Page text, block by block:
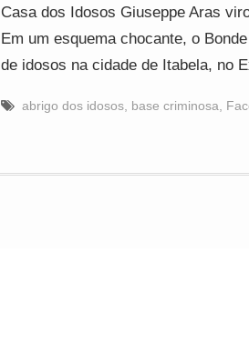
Casa dos Idosos Giuseppe Aras
Em um esquema chocante, o
de idosos na cidade de Itabela, no
abrigo dos idosos base criminosa